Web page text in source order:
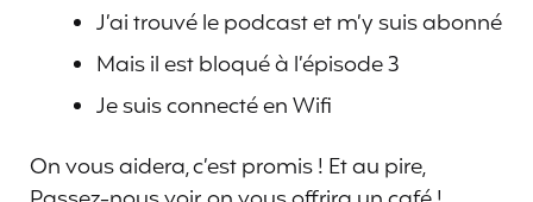
J’ai trouvé le podcast et m’y suis abonné
Mais il est bloqué à l’épisode 3
Je suis connecté en Wifi
On vous aidera, c’est promis ! Et au pire,